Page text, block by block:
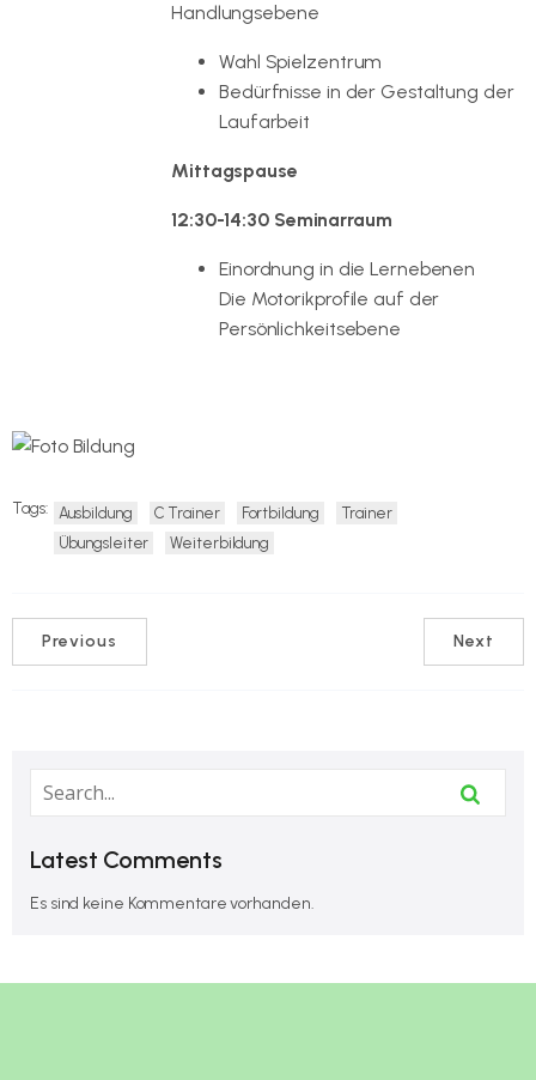
Handlungsebene
Wahl Spielzentrum
Bedürfnisse in der Gestaltung der
Laufarbeit
Mittagspause
12:30-14:30 Seminarraum
Einordnung in die Lernebenen
Die Motorikprofile auf der
Persönlichkeitsebene
Tags: Ausbildung C Trainer Fortbildung
Trainer
Übungsleiter
Weiterbildung
Previous Next
Latest Comments
Es sind keine Kommentare vorhanden.